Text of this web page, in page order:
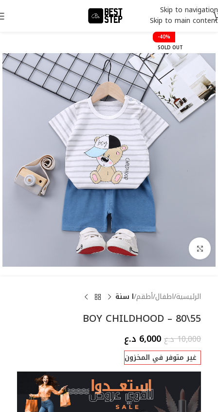
Skip to navigation
Skip to main content
-40%
SOLD OUT
Click to enlarge
الرئيسية اطفالأطقم ا سنة
BOY CHILDHOOD – 80\55
10,000د.ع6,000 د.ع
غير متوفر في المخزون